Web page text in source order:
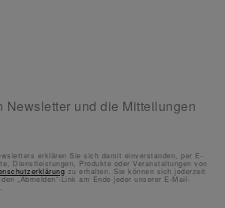
Newsletter und die Mitteilungen
erklären Sie sich damit einverstanden, per E-
Dienstleistungen, Produkte oder Veranstaltungen von
zu erhalten. Sie können sich jederzeit
„Abmelden“-Link am Ende jeder unserer E-Mail-